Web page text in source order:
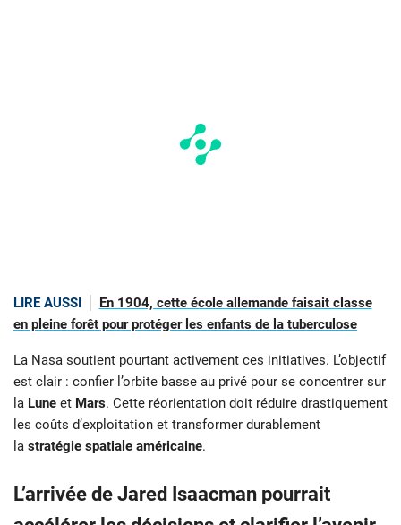
LIRE AUSSI
En 1904, cette école allemande faisait classe
en pleine forêt pour protéger les enfants de la tuberculose
La Nasa soutient pourtant activement ces initiatives. L’objectif
est clair : confier l’orbite basse au privé pour se concentrer sur
la Lune et Mars. Cette réorientation doit réduire drastiquement
les coûts d’exploitation et transformer durablement
la stratégie spatiale américaine.
L’arrivée de Jared Isaacman pourrait